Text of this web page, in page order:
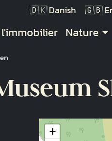
Danish
principale
Nature
+